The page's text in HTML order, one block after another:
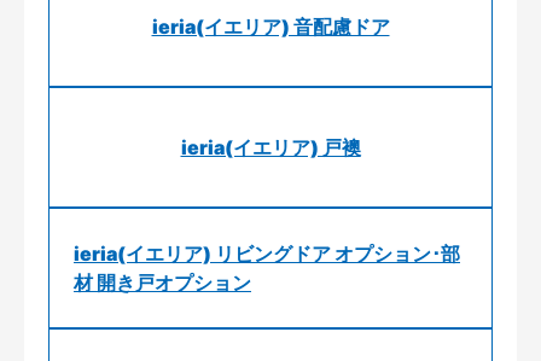
ieria(イエリア) 音配慮ドア
ieria(イエリア) 戸襖
ieria(イエリア) リビングドア オプション･部
材 開き戸オプション